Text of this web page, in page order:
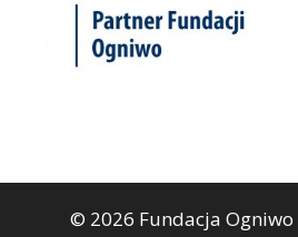
© 2026 Fundacja Ogniwo